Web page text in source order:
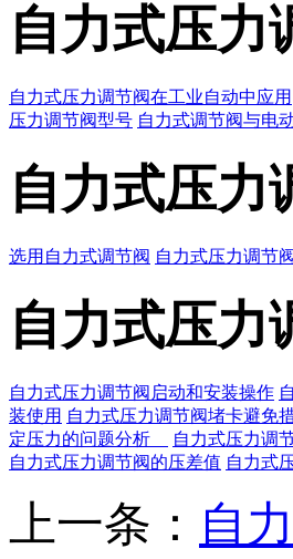
自力式压力
自力式压力调节阀在工业自动中应用
压力调节阀型号 自力式调节阀与电
自力式压力
选用自力式调节阀 自力式压力调节
自力式压力
自力式压力调节阀启动和安装操作
装使用 自力式压力调节阀堵卡避免
定压力的问题分析
自力式压力调
自力式压力调节阀的压差值 自力式
上一条： 自